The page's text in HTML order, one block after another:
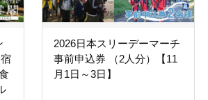
2026日本スリーデーマーチ
事前申込券 （2人分）【11
月1日～3日】